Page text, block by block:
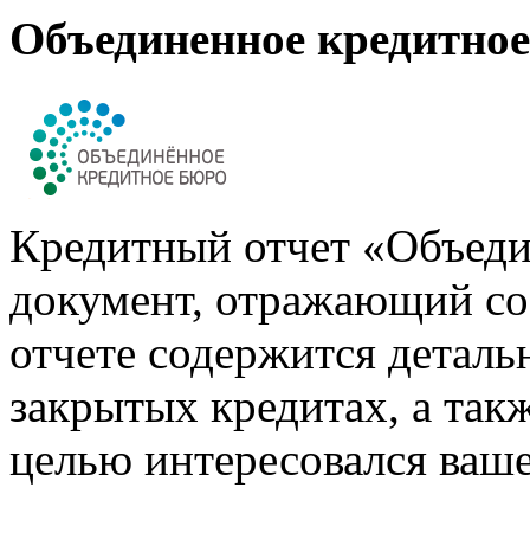
Объединенное
Кредитный отчет
документ, отражающий
отчете содержится
закрытых кредитах, а
целью интересовался